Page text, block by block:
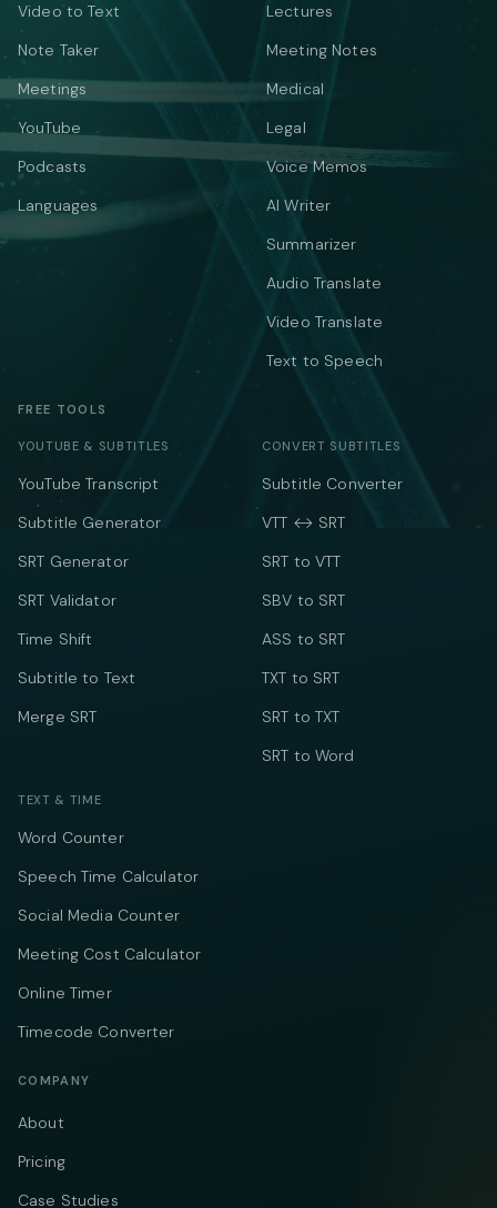
Video to Text
Note Taker
Meetings
YouTube
Podcasts
Languages
Lectures
Meeting Notes
Medical
Legal
Voice Memos
AI Writer
Summarizer
Audio Translate
Video Translate
Text to Speech
FREE TOOLS
YOUTUBE & SUBTITLES
YouTube Transcript
Subtitle Generator
SRT Generator
SRT Validator
Time Shift
Subtitle to Text
Merge SRT
CONVERT SUBTITLES
Subtitle Converter
VTT ↔ SRT
SRT to VTT
SBV to SRT
ASS to SRT
TXT to SRT
SRT to TXT
SRT to Word
TEXT & TIME
Word Counter
Speech Time Calculator
Social Media Counter
Meeting Cost Calculator
Online Timer
Timecode Converter
COMPANY
About
Pricing
Case Studies